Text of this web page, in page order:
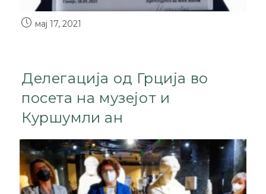
мај 17, 2021
Делегација од Грција во
посета на музејот и
Куршумли ан